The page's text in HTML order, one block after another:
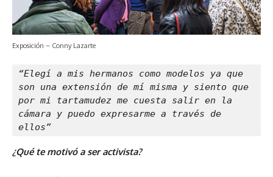
Exposición – Conny Lazarte
“Elegí a mis hermanos como modelos ya que
son una extensión de mí misma y siento que
por mi tartamudez me cuesta salir en la
cámara y puedo expresarme a través de
ellos”
¿Qué te motivó a ser activista?